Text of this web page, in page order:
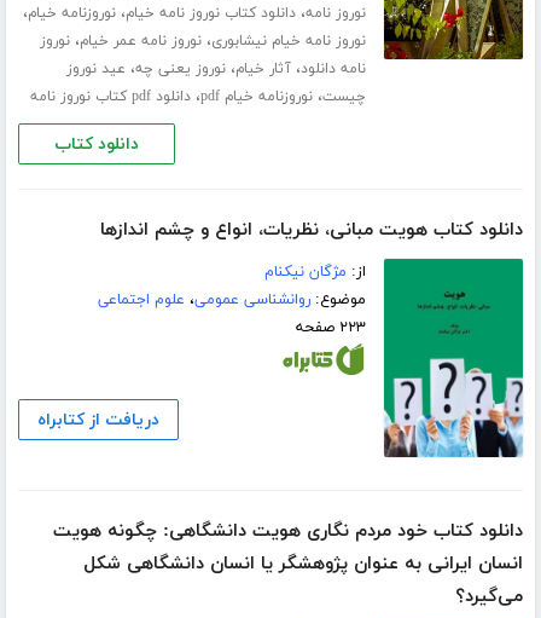
نوروز نامه،دانلود کتاب نوروز نامه خیام،نوروزنامه خیام،
نوروز نامه خیام نیشابوری،نوروز نامه عمر خیام،نوروز
نامه دانلود،آثار خیام،نوروز یعنی چه، عید نوروز
چیست،نوروزنامه خیام pdf ،دانلود pdf کتاب نوروز نامه
دانلود کتاب
دانلود کتاب هویت مبانی، نظریات، انواع و چشم‌ اندازها
از: مژگان نیکنام
موضوع:روانشناسی عمومی، علوم اجتماعی
۲۲۳ صفحه
دریافت از کتابراه
دانلود کتاب خود مردم نگاری هویت دانشگاهی: چگونه هویت
انسان ایرانی به‌ عنوان پژوهشگر یا انسان دانشگاهی شکل
می‌گیرد؟